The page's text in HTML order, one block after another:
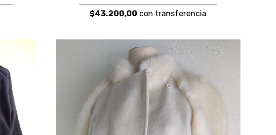
$43.200,00 con transferencia